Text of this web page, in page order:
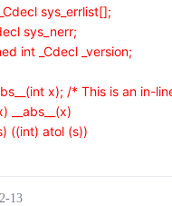
sys_errlist[];
sys_nerr;
int _Cdecl _version;
x); /* This is an in-
__abs__(x)
((int) atol (s))
13